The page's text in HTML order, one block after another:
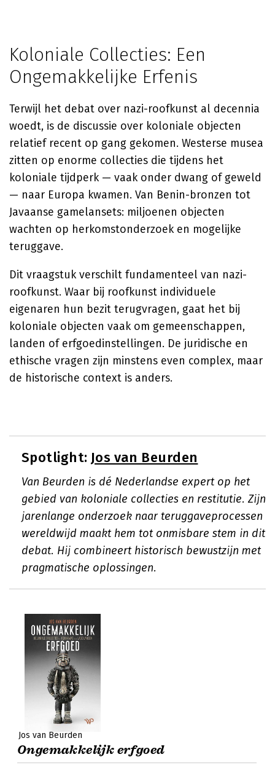
Koloniale Collecties: Een
Ongemakkelijke Erfenis
Terwijl het debat over nazi-roofkunst al decennia
woedt, is de discussie over koloniale objecten
relatief recent op gang gekomen. Westerse musea
zitten op enorme collecties die tijdens het
koloniale tijdperk — vaak onder dwang of geweld
— naar Europa kwamen. Van Benin-bronzen tot
Javaanse gamelansets: miljoenen objecten
wachten op herkomstonderzoek en mogelijke
teruggave.
Dit vraagstuk verschilt fundamenteel van nazi-
roofkunst. Waar bij roofkunst individuele
eigenaren hun bezit terugvragen, gaat het bij
koloniale objecten vaak om gemeenschappen,
landen of erfgoedinstellingen. De juridische en
ethische vragen zijn minstens even complex, maar
de historische context is anders.
Spotlight: Jos van Beurden
Van Beurden is dé Nederlandse expert op het
gebied van koloniale collecties en restitutie. Zijn
jarenlange onderzoek naar teruggaveprocessen
wereldwijd maakt hem tot onmisbare stem in dit
debat. Hij combineert historisch bewustzijn met
pragmatische oplossingen.
Jos van Beurden
Ongemakkelijk erfgoed